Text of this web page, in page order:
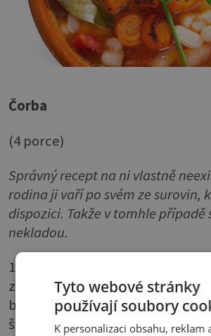
Čorba
(4 porce)
Správný recept na ni vlastně
rodina ji vaří po svém ze surovin,
dispozici. Takže v tomhle případě
nekladou.
1 rajče, 90 g kysaného zelí, 300 g
zeleniny (lze použít kořenovou,
brokolici i papriku, 2 brambory,
šťáva z kysaného zelí, sůl, pepř
Tyto webové stránky
používají soubory
K personalizaci obsahu, reklam